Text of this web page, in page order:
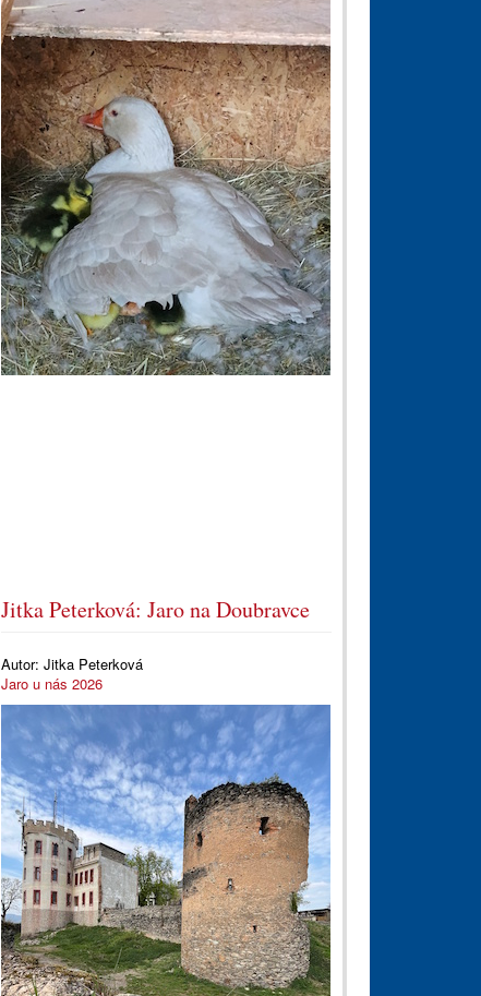
Jitka Peterková: Jaro na Doubravce
Autor: Jitka Peterková
Jaro u nás 2026